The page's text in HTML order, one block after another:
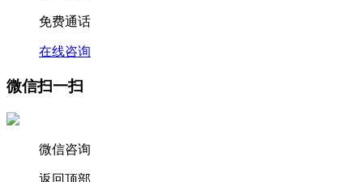
免费通话
在线咨询
微信扫一扫
微信咨询
返回顶部